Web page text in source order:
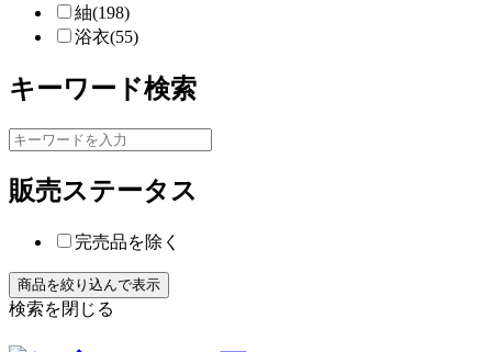
紬(198)
浴衣(55)
キーワード検索
販売ステータス
完売品を除く
検索を閉じる